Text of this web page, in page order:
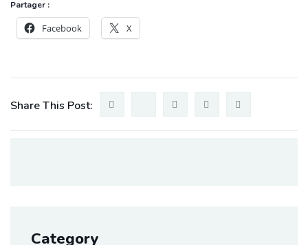
Partager :
Facebook X
Share This Post:
Category